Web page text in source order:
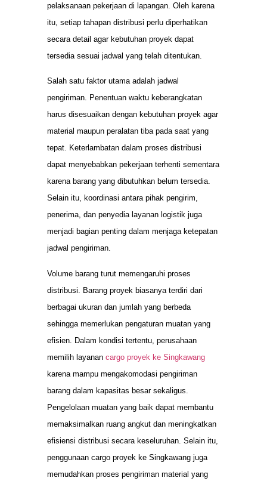
pelaksanaan pekerjaan di lapangan. Oleh karena
itu, setiap tahapan distribusi perlu diperhatikan
secara detail agar kebutuhan proyek dapat
tersedia sesuai jadwal yang telah ditentukan.
Salah satu faktor utama adalah jadwal
pengiriman. Penentuan waktu keberangkatan
harus disesuaikan dengan kebutuhan proyek agar
material maupun peralatan tiba pada saat yang
tepat. Keterlambatan dalam proses distribusi
dapat menyebabkan pekerjaan terhenti sementara
karena barang yang dibutuhkan belum tersedia.
Selain itu, koordinasi antara pihak pengirim,
penerima, dan penyedia layanan logistik juga
menjadi bagian penting dalam menjaga ketepatan
jadwal pengiriman.
Volume barang turut memengaruhi proses
distribusi. Barang proyek biasanya terdiri dari
berbagai ukuran dan jumlah yang berbeda
sehingga memerlukan pengaturan muatan yang
efisien. Dalam kondisi tertentu, perusahaan
memilih layanan cargo proyek ke Singkawang
karena mampu mengakomodasi pengiriman
barang dalam kapasitas besar sekaligus.
Pengelolaan muatan yang baik dapat membantu
memaksimalkan ruang angkut dan meningkatkan
efisiensi distribusi secara keseluruhan. Selain itu,
penggunaan cargo proyek ke Singkawang juga
memudahkan proses pengiriman material yang